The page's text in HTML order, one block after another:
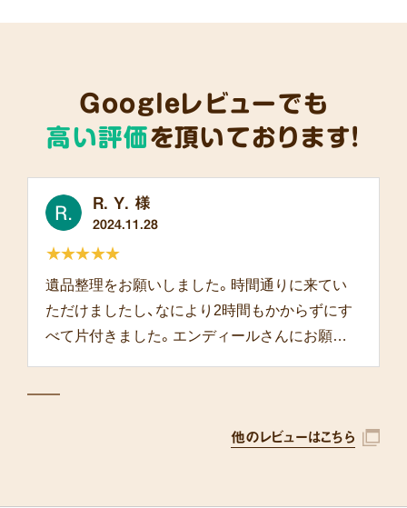
Googleレビューでも
高い評価を頂いております!
R. Y. 様
2024.11.28
遺品整理をお願いしました。時間通りに来てい
ただけましたし、なにより2時間もかからずにす
べて片付きました。エンディールさんにお願い
★★★★★
他のレビューはこちら